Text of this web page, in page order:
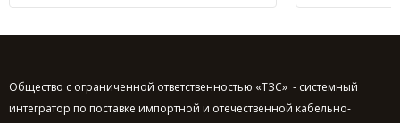
Общество с ограниченной ответственностью «ТЗС» - системный
интегратор по поставке импортной и отечественной кабельно-